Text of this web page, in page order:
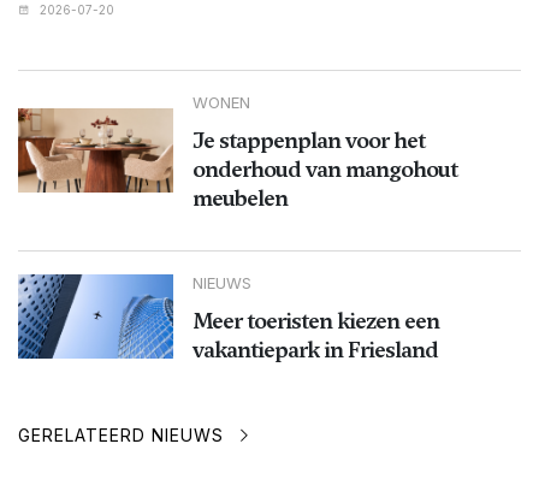
2026-07-20
WONEN
Je stappenplan voor het
onderhoud van mangohout
meubelen
NIEUWS
Meer toeristen kiezen een
vakantiepark in Friesland
GERELATEERD NIEUWS